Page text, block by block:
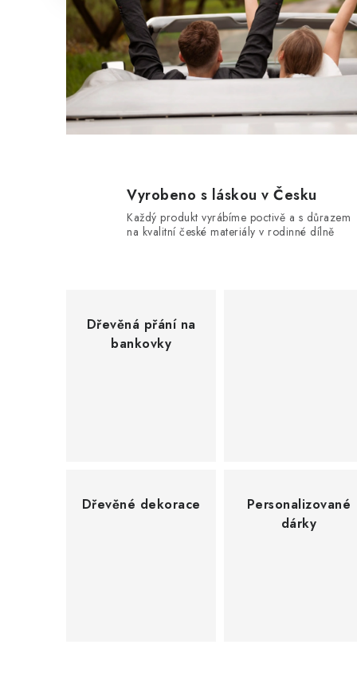
Vyrobeno s láskou v Česku
Každý produkt vyrábíme poctivě a s důrazem
na kvalitní české materiály v rodinné dílně
Dřevěná přání na
bankovky
Dřevěné dekorace
Personalizované
dárky